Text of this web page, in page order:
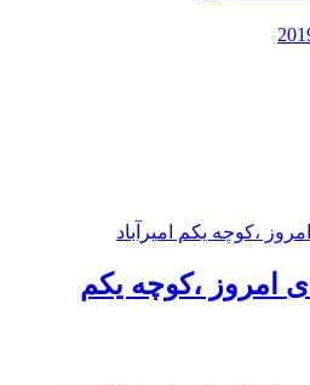
امروز ،کوچه یکم